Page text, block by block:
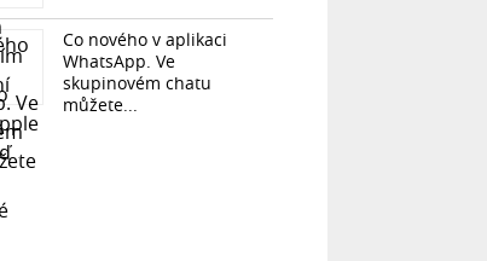
Co nového v aplikaci
WhatsApp. Ve
skupinovém chatu
můžete...